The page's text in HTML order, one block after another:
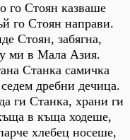
го Стоян казваше
го Стоян направи.
Стоян, забягна,
ми в Мала Азия.
Станка самичка
дребни дечица.
ги Станка, храни ги
в къща ходеше,
хлебец носеше,